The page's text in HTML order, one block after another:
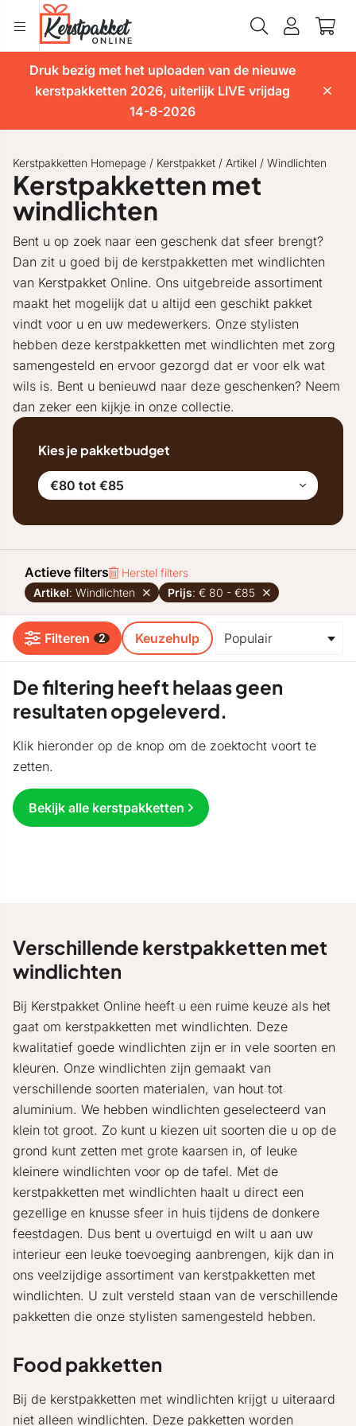
Druk bezig met het uploaden van de nieuwe
kerstpakketten 2026, uiterlijk LIVE vrijdag
14-8-2026
Kerstpakketten Homepage / Kerstpakket / Artikel / Windlichten
Kerstpakketten met
windlichten
Bent u op zoek naar een geschenk dat sfeer brengt?
Dan zit u goed bij de kerstpakketten met windlichten
van Kerstpakket Online. Ons uitgebreide assortiment
maakt het mogelijk dat u altijd een geschikt pakket
vindt voor u en uw medewerkers. Onze stylisten
hebben deze kerstpakketten met windlichten met zorg
samengesteld en ervoor gezorgd dat er voor elk wat
wils is. Bent u benieuwd naar deze geschenken? Neem
dan zeker een kijkje in onze collectie.
Kies je pakketbudget
€80 tot €85
Actieve filters
Herstel filters
Artikel: Windlichten Prijs: € 80 - €85
Filteren 2 Keuzehulp
De filtering heeft helaas geen
resultaten opgeleverd.
Klik hieronder op de knop om de zoektocht voort te
zetten.
Bekijk alle kerstpakketten
Verschillende kerstpakketten met
windlichten
Bij Kerstpakket Online heeft u een ruime keuze als het
gaat om kerstpakketten met windlichten. Deze
kwalitatief goede windlichten zijn er in vele soorten en
kleuren. Onze windlichten zijn gemaakt van
verschillende soorten materialen, van hout tot
aluminium. We hebben windlichten geselecteerd van
klein tot groot. Zo kunt u kiezen uit soorten die u op de
grond kunt zetten met grote kaarsen in, of leuke
kleinere windlichten voor op de tafel. Met de
kerstpakketten met windlichten haalt u direct een
gezellige en knusse sfeer in huis tijdens de donkere
feestdagen. Dus bent u overtuigd en wilt u aan uw
interieur een leuke toevoeging aanbrengen, kijk dan in
ons veelzijdige assortiment van kerstpakketten met
windlichten. U zult versteld staan van de verschillende
pakketten die onze stylisten samengesteld hebben.
Food pakketten
Bij de kerstpakketten met windlichten krijgt u uiteraard
niet alleen windlichten. Deze pakketten worden